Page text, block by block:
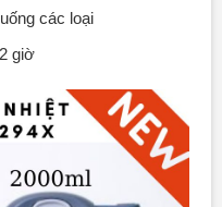
các loại
giờ